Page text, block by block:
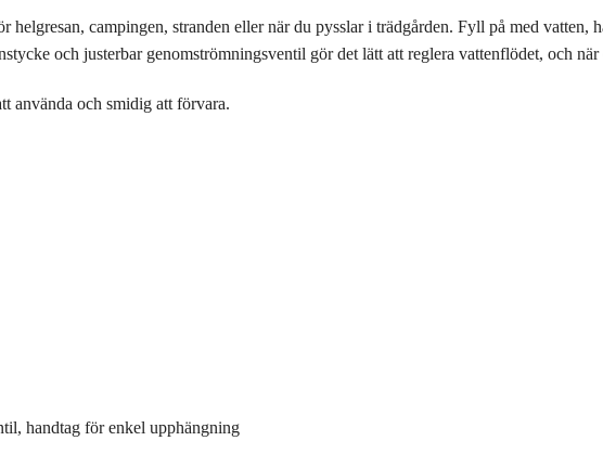
campingen, stranden eller när du pysslar i trädgården. Fyll på med vatten,
och justerbar genomströmningsventil gör det lätt att reglera vattenflödet, och
använda och smidig att förvara.
handtag för enkel upphängning